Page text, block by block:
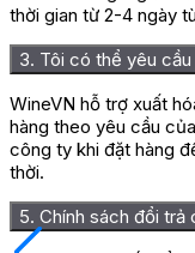
thời gian từ 2-4 ngày
3. Tôi có thể yêu
WineVN hỗ trợ xuất
hàng theo yêu cầu
công ty khi đặt hàng
thời.
5. Chính sách đổi trả